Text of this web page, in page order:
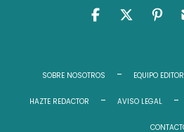
SOBRE NOSOTROS EQUIPO
HAZTE REDACTOR AVISO LEGAL